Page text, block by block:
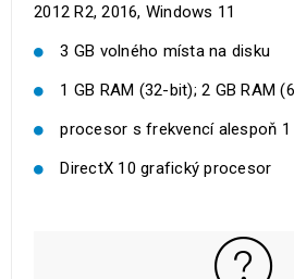
2012 R2, 2016, Windows 11
3 GB volného místa na disku
1 GB RAM (32-bit); 2 GB RAM
procesor s frekvencí alespoň 1
DirectX 10 grafický procesor